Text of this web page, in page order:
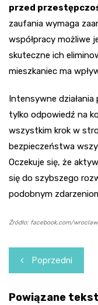
przed
zaufania wymaga
współpracy możliwe
skuteczne ich
mieszkaniec ma
Intensywne
tylko odpowiedź na
wszystkim krok w
bezpieczeństwa
Oczekuje się, że
się do szybszego
podobnym
Źródło: facebook.com/
Nawigacja
wpisu
Poprzedni
Powiązane